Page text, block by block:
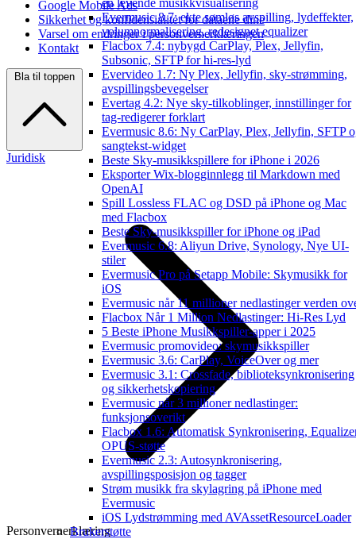
en levende musikkvisualisering
Evermusic 8.7: ekte sømløs avspilling, lydeffekter,
volumnormalisering, redesignet equalizer
Flacbox 7.4: nybygd CarPlay, Plex, Jellyfin,
Subsonic, SFTP for hi-res-lyd
Evervideo 1.7: Ny Plex, Jellyfin, sky-strømming,
avspillingsbevegelser
Evertag 4.2: Nye sky-tilkoblinger, innstillinger for
tag-redigerer forklart
Evermusic 8.6: Ny CarPlay, Plex, Jellyfin, SFTP
sangtekst-widget
Beste Sky-musikkspillere for iPhone i 2026
Eksporter Wix-blogginnlegg til Markdown med
OpenAI
Spill Lossless FLAC og DSD på iPhone og Mac
med Flacbox
Beste Sky-musikkspiller for iPhone og iPad
Evermusic 6.8: Aliyun Drive, Synology, Nye UI-
stiler
Evermusic Pro på Setapp Mobile: Skymusikk for
iOS
Evermusic når 11 millioner nedlastinger verden
Flacbox Når 1 Million Nedlastinger: Hi-Res Lyd
5 Beste iPhone Musikkspiller-apper i 2025
Evermusic promovideo: skymusikkspiller
Evermusic 3.6: CarPlay, VoiceOver og mer
Evermusic 3.1: Crossfade, biblioteksynkronisering
og sikkerhetskopiering
Evermusic når 3 millioner nedlastinger:
funksjonsoverikt
Flacbox 1.6: Automatisk Synkronisering,
OPUS-støtte
Evermusic 2.3: Autosynkronisering,
avspillingsposisjon og tagger
Strøm musikk fra skylagring på iPhone med
Evermusic
iOS Lydstrømming med AVAssetResourceLoader
Brukerstøtte
Google Mobile Ads
Sikkerhet og konfidensialitet for dataene dine
Varsel om endringer i personvernerklæringen
Kontakt
Bla til toppen
Juridisk
Personvernerklæring